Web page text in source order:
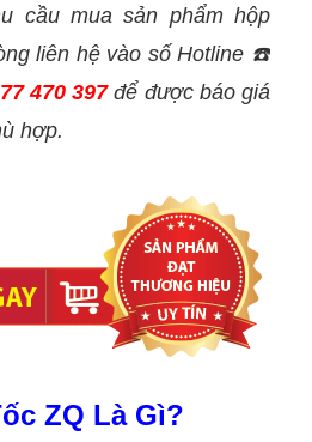
cầu mua sản phẩm hộp
liên hệ vào số Hotline ☎️
470 397để được báo giá
hợp.
ZQ Là Gì?